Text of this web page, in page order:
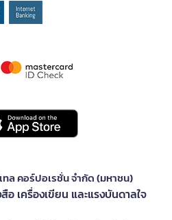
ทล คอร์ปอเรชั่น จำกัด (มหาชน)
เครื่องเขียน และแรงบันดาลใจ